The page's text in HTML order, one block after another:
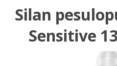
Silan
Sensitive